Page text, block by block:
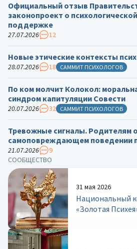
СООБЩЕСТВО
31 мая 2026
Национальный
«Золотая
Официальный отзыв
законопроект о
поддержке
27.07.2026 12
Новые этические контексты
28.07.2026 18 САММИТ ПСИХОЛОГОВ
По ком молчит Колокол:
синдром капитуляции Совести
20.07.2026 32 САММИТ ПСИХОЛОГОВ
Тревожные сигналы. Родителям о
самоповреждающем поведении
21.07.2026 9